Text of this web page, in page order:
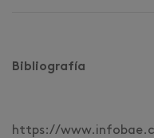
Bibliografía
https://